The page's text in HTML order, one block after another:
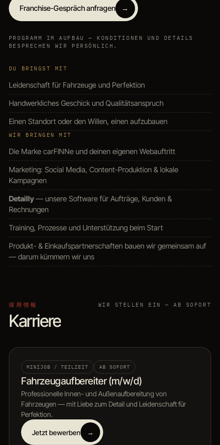
Franchise-Gespräch anfragen →
PROGRAMM IM AUFBAU — KONDITIONEN UND DETAILS
BESPRECHEN WIR PERSÖNLICH.
DU BRINGST MIT
Leidenschaft für Fahrzeuge und Perfektion
Handwerkliches Geschick und Qualitätsanspruch
Einen Standort oder den Willen, einen aufzubauen
WIR BRINGEN MIT
Die Marke carFINNe und deinen eigenen Webauftritt
Marketing: Social Media, Content-Produktion & lokale
Kampagnen
Detailly— unsere Software für Aufträge, Kunden &
Rechnungen
Training, Prozesse und Unterstützung beim Start
Produkt- & Einkaufspartnerschaften bauen wir gemeinsam auf
— darum kümmern wir uns
採用情報
Karriere
WIR STELLEN EIN — AB SOFORT
MINIJOB / TEILZEIT AB SOFORT
Fahrzeugaufbereiter (m/w/d)
Professionelle Innen- und Außenaufbereitung von
Fahrzeugen — mit Liebe zum Detail und Leidenschaft für
Perfektion.
Jetzt bewerben →